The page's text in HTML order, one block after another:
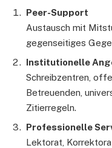
Peer-Support
Austausch mit
gegenseitiges
Institutionelle
Schreibzentren,
Betreuenden,
Zitierregeln.
Professionelle
Lektorat,